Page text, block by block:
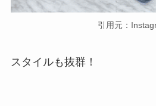
引用元：
スタイルも抜群！